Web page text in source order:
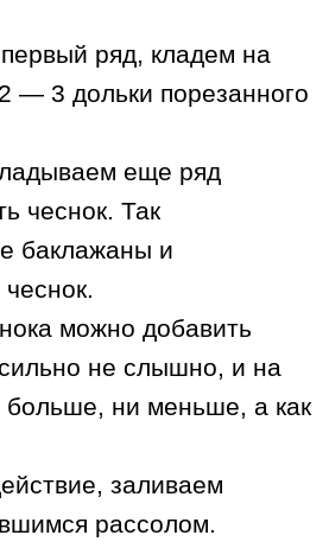
ряд, кладем на
— 3 дольки порезанного
еще ряд
чеснок. Так
баклажаны и
можно добавить
не слышно, и на
больше, ни меньше, а как
заливаем
рассолом.